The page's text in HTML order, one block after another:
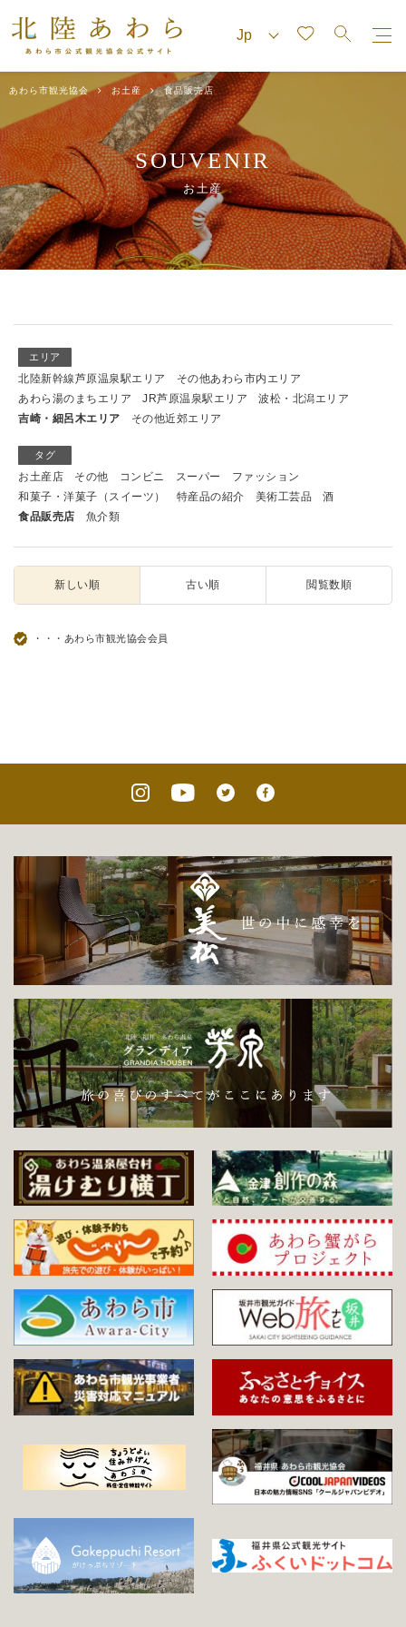
あわら市観光協会 お土産 食品販売店
SOUVENIR
お土産
エリア
北陸新幹線芦原温泉駅エリア
その他あわら市内エリア
あわら湯のまちエリア
JR芦原温泉駅エリア
波松・北潟エリア
吉崎・細呂木エリア
その他近郊エリア
タグ
お土産店 その他 コンビニ スーパー
ファッション
和菓子・洋菓子（スイーツ）
特産品の紹介 美術工芸品
酒
食品販売店
魚介類
新しい順 古い順 閲覧数順
・・・あわら市観光協会会員